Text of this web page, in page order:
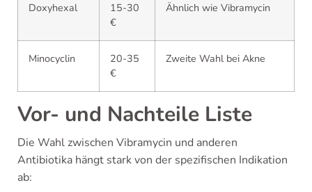
Doxyhexal
15-30
€
Ähnlich wie Vibramycin
Minocyclin
20-35
€
Zweite Wahl bei Akne
Vor- und Nachteile Liste
Die Wahl zwischen Vibramycin und anderen
Antibiotika hängt stark von der spezifischen Indikation
ab: